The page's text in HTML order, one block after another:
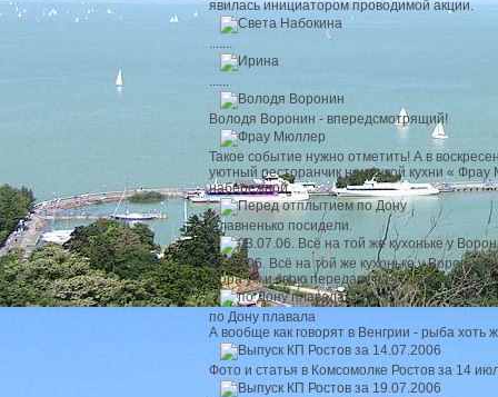
явилась инициатором проводимой акции.
Володя Воронин - впередсмотрящий!
Такое событие нужно отметить! А в
уютный ресторанчик немецкой кухни «
набережной…
Славненько посидели.
03.07.06. Всё на той же кухоньке у
Пора уж и свою передачу на ТВ иметь - На
по Дону плавала
А вообще как говорят в Венгрии - рыба
Фото и статья в Комсомолке Ростов за 14